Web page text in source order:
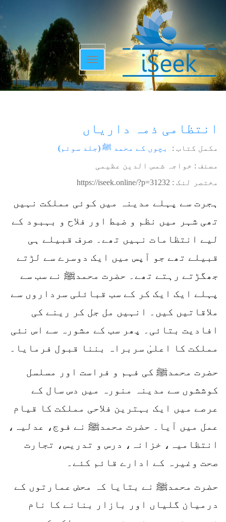
Toggle
navigation
انتظامی ذمہ داریاں
مکمل کتاب : بچوں کے محمد ﷺ (جلد سوئم)
مصنف : خواجہ شمس الدین عظیمی
مختصر لنک : https://iseek.online/?p=31232
ہجرت سے پہلے مدینہ میں کوئی مملکت نہیں
تھی شہر میں نظم و ضبط اور فلاح و بہبود کے
لیے انتظامات نہیں تھے۔ صرف قبیلے ہی
قبیلے تھے جو آپس میں ایک دوسرے سے لڑتے
جھگڑتے رہتے تھے۔ حضرت محمدﷺ نے سب سے
پہلے ایک ایک کر کے سب قبائلی سرداروں سے
ملاقاتیں کیں۔ انہیں مل جل کر رینے کی
افادیت بتائی۔ پھر سب کے مشورہ سے اس نئی
مملکت کا اعلیٰ سربراہ بننا قبول فرمایا۔
حضرت محمدﷺ کی فہم و فراست اور مسلسل
کوششوں سے مدینہ منورہ میں دس سال کے
عرصے میں ایک بہترین فلاحی مملکت کا قیام
عمل میں آیا۔ حضرت محمدﷺ نے فوج، عدلیہ،
انتظامیہ، خزانہ، درس و تدریس، تجارت
صحت وغیرہ کے ادارے قائم کئے۔
حضرت محمدﷺ نے بتایا کہ محض عمارتوں کے
درمیان گلیاں اور بازار بنانے کا نام